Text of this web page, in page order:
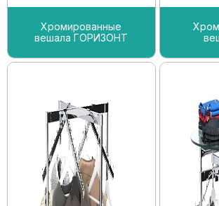
Хромированные
вешала ГОРИЗОНТ